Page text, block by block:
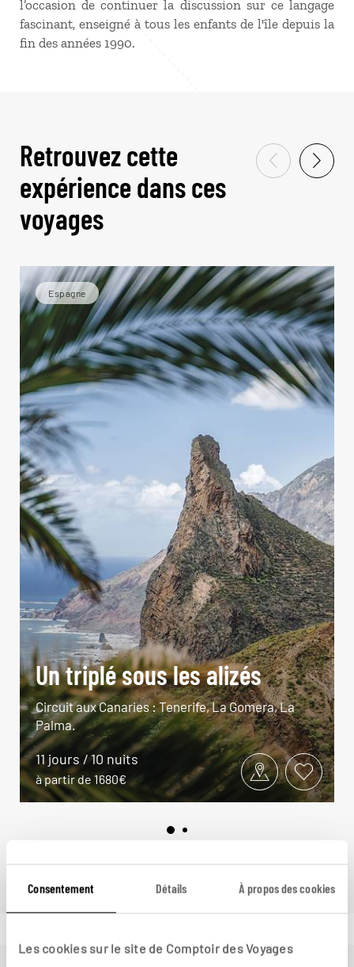
Consentement Détails À propos des cookies
Les cookies sur le site de Comptoir des Voyages
l’occasion de continuer la discussion sur ce langage
fascinant, enseigné à tous les enfants de l'île depuis la
fin des années 1990.
Retrouvez cette
expérience dans ces
voyages
Espagne
Un triplé sous les alizés
Circuit aux Canaries : Tenerife, La Gomera, La
Palma.
11 jours / 10 nuits
à partir de 1680€